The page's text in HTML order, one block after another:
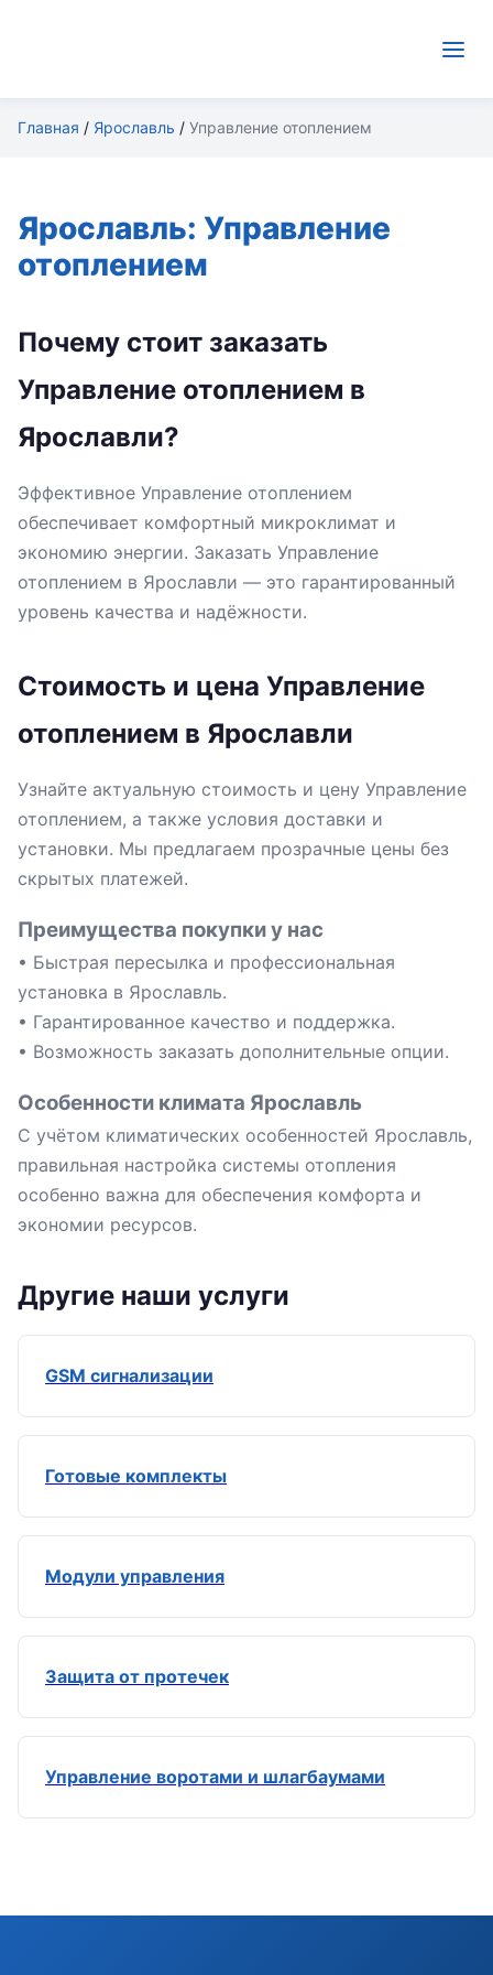
Главная / Ярославль / Управление отоплением
Ярославль: Управление
отоплением
Почему стоит заказать
Управление отоплением в
Ярославли?
Эффективное Управление отоплением
обеспечивает комфортный микроклимат и
экономию энергии. Заказать Управление
отоплением в Ярославли — это гарантированный
уровень качества и надёжности.
Стоимость и цена Управление
отоплением в Ярославли
Узнайте актуальную стоимость и цену Управление
отоплением, а также условия доставки и
установки. Мы предлагаем прозрачные цены без
скрытых платежей.
Преимущества покупки у нас
• Быстрая пересылка и профессиональная
установка в Ярославль.
• Гарантированное качество и поддержка.
• Возможность заказать дополнительные опции.
Особенности климата Ярославль
С учётом климатических особенностей Ярославль,
правильная настройка системы отопления
особенно важна для обеспечения комфорта и
экономии ресурсов.
Другие наши услуги
GSM сигнализации
Готовые комплекты
Модули управления
Защита от протечек
Управление воротами и шлагбаумами